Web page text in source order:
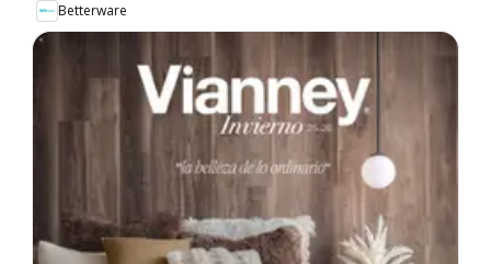
Betterware